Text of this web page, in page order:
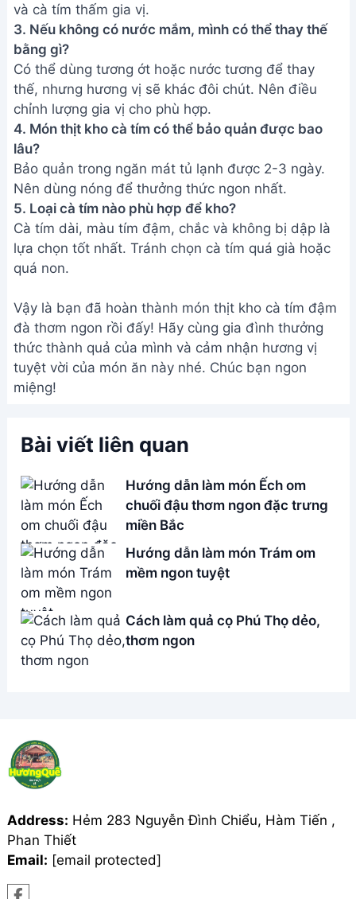
và cà tím thấm gia vị.
3. Nếu không có nước mắm, mình có thể thay thế
bằng gì?
Có thể dùng tương ớt hoặc nước tương để thay
thế, nhưng hương vị sẽ khác đôi chút. Nên điều
chỉnh lượng gia vị cho phù hợp.
4. Món thịt kho cà tím có thể bảo quản được bao
lâu?
Bảo quản trong ngăn mát tủ lạnh được 2-3 ngày.
Nên dùng nóng để thưởng thức ngon nhất.
5. Loại cà tím nào phù hợp để kho?
Cà tím dài, màu tím đậm, chắc và không bị dập là
lựa chọn tốt nhất. Tránh chọn cà tím quá già hoặc
quá non.
Vậy là bạn đã hoàn thành món thịt kho cà tím đậm
đà thơm ngon rồi đấy! Hãy cùng gia đình thưởng
thức thành quả của mình và cảm nhận hương vị
tuyệt vời của món ăn này nhé. Chúc bạn ngon
miệng!
Bài viết liên quan
Hướng dẫn làm món Ếch om
chuối đậu thơm ngon đặc trưng
miền Bắc
Hướng dẫn làm món Trám om
mềm ngon tuyệt
Cách làm quả cọ Phú Thọ dẻo,
thơm ngon
Address: Hẻm 283 Nguyễn Đình Chiểu, Hàm Tiến ,
Phan Thiết
Email: [email protected]